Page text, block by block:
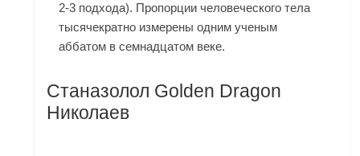
2-3 подхода). Пропорции человеческого тела
тысячекратно измерены одним ученым
аббатом в семнадцатом веке.
Станазолол Golden Dragon
Николаев